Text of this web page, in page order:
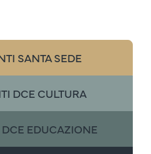
SANTA SEDE
DCE CULTURA
EDUCAZIONE